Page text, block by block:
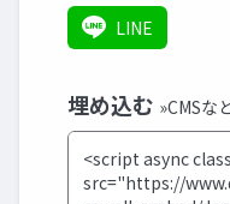
LINE
埋め込む »CMSな